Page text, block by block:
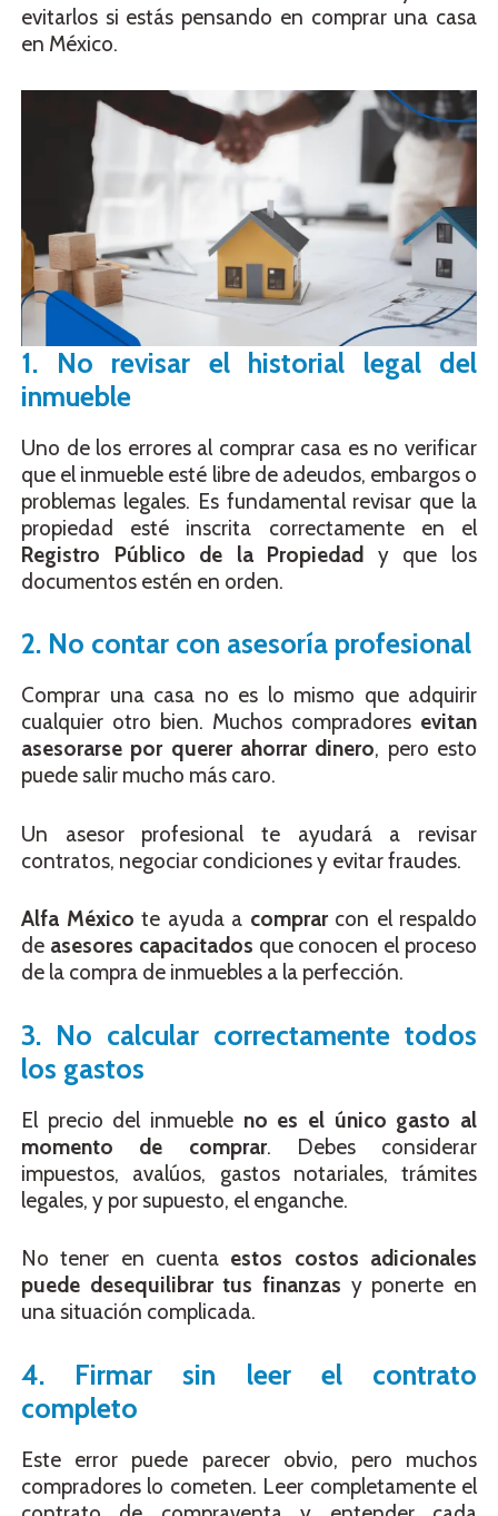
evitarlos si estás pensando en comprar una casa
en México.
1. No revisar el historial legal del
inmueble
Uno de los errores al comprar casa es no verificar
que el inmueble esté libre de adeudos, embargos o
problemas legales. Es fundamental revisar que la
propiedad esté inscrita correctamente en el
Registro Público de la Propiedad
y que los
documentos estén en orden.
2. No contar con asesoría profesional
Comprar una casa no es lo mismo que adquirir
cualquier otro bien. Muchos compradores evitan
asesorarse por querer ahorrar dinero, pero esto
puede salir mucho más caro.
Un asesor profesional te ayudará a revisar
contratos, negociar condiciones y evitar fraudes.
Alfa México te ayuda a comprar con el respaldo
de asesores capacitados que conocen el proceso
de la compra de inmuebles a la perfección.
3. No calcular correctamente todos
los gastos
El precio del inmueble no es el único gasto al
momento de comprar. Debes considerar
impuestos, avalúos, gastos notariales, trámites
legales, y por supuesto, el enganche.
No tener en cuenta estos costos adicionales
puede desequilibrar tus finanzas y ponerte en
una situación complicada.
4. Firmar sin leer el contrato
completo
Este error puede parecer obvio, pero muchos
compradores lo cometen. Leer completamente el